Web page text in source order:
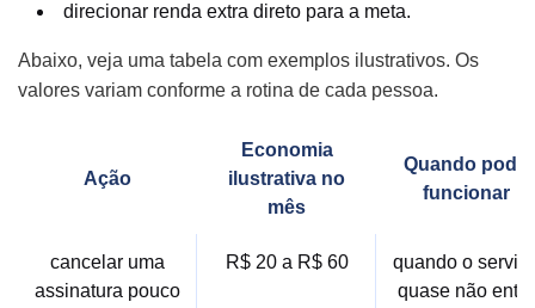
direcionar renda extra direto para a meta.
Abaixo, veja uma tabela com exemplos ilustrativos. Os
valores variam conforme a rotina de cada pessoa.
Ação
Economia
ilustrativa no
mês
Quando pode
funcionar
cancelar uma
assinatura pouco
R$ 20 a R$ 60
quando o
quase não entra